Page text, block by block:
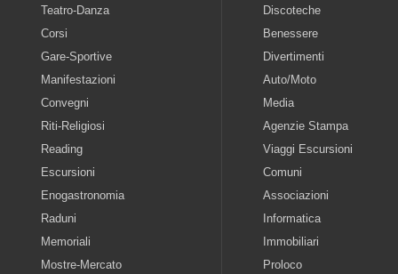
Teatro-Danza
Corsi
Gare-Sportive
Manifestazioni
Convegni
Riti-Religiosi
Reading
Escursioni
Enogastronomia
Raduni
Memoriali
Mostre-Mercato
Discoteche
Benessere
Divertimenti
Auto/Moto
Media
Agenzie Stampa
Viaggi Escursioni
Comuni
Associazioni
Informatica
Immobiliari
Proloco